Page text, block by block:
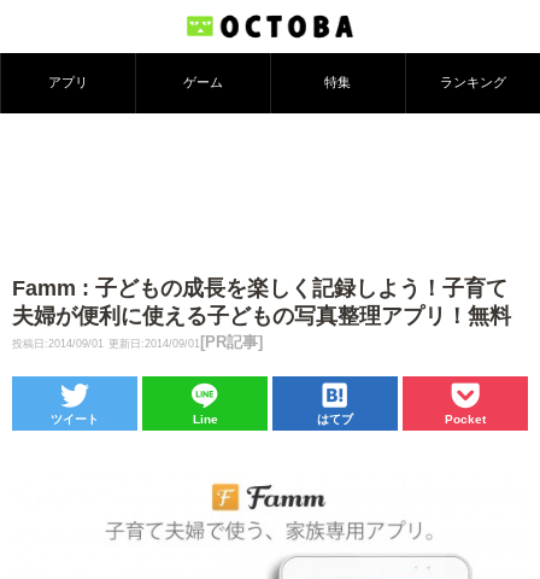
アプリ ゲーム 特集 ランキング
Famm : 子どもの成長を楽しく記録しよう！子育て
夫婦が便利に使える子どもの写真整理アプリ！無料
投稿日:2014/09/01 更新日:2014/09/01 [PR記事]
ツイート Line はてブ Pocket